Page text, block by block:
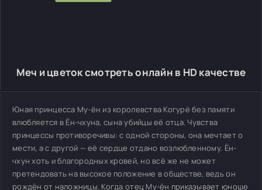
Меч и цветок смотреть онлайн в HD качестве
Юная принцесса Му-ён из королевства Когурё без памяти
влюбляется в Ён-чхуна, сына убийцы её отца. Чувства
принцессы противоречивы: с одной стороны, она мечтает о
мести, а с другой — её сердце отдано возлюбленному. Ён-
чхун хоть и благородных кровей, но всё же не может
претендовать на высокое положение в обществе, ведь он
рождён от наложницы. Когда отец Му-ён приказывает юноше